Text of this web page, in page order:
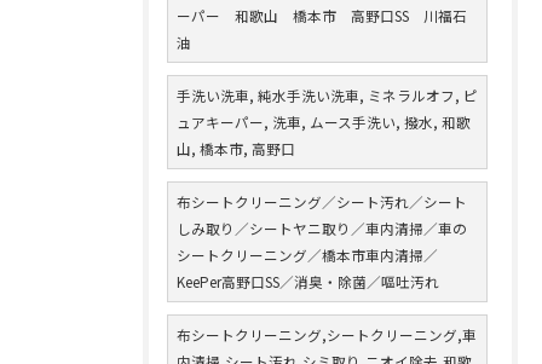
ーパー 和歌山 橋本市 高野口SS 川福石
油
手洗い洗車, 純水手洗い洗車, ミネラルオフ, ピ
ュアキーパー, 洗車, ムース手洗い, 撥水, 和歌
山, 橋本市, 高野口
布シートクリーニング／シート汚れ／シート
しみ取り／シートヤニ取り／車内清掃／車の
シートクリーニング／橋本市車内清掃／
KeePer高野口SS／消臭・除菌／嘔吐汚れ
布シートクリーニング,シートクリーニング,車